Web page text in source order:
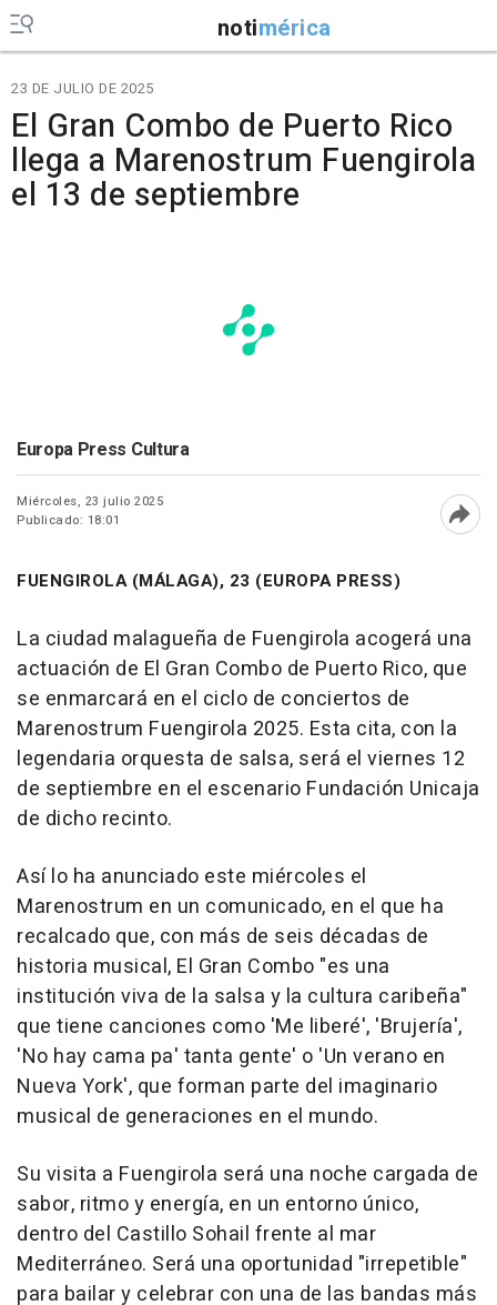
notimérica
23 DE JULIO DE 2025
El Gran Combo de Puerto Rico
llega a Marenostrum Fuengirola
el 13 de septiembre
Europa Press Cultura
Miércoles, 23 julio 2025
Publicado: 18:01
FUENGIROLA (MÁLAGA), 23 (EUROPA PRESS)
La ciudad malagueña de Fuengirola acogerá una
actuación de El Gran Combo de Puerto Rico, que
se enmarcará en el ciclo de conciertos de
Marenostrum Fuengirola 2025. Esta cita, con la
legendaria orquesta de salsa, será el viernes 12
de septiembre en el escenario Fundación Unicaja
de dicho recinto.
Así lo ha anunciado este miércoles el
Marenostrum en un comunicado, en el que ha
recalcado que, con más de seis décadas de
historia musical, El Gran Combo "es una
institución viva de la salsa y la cultura caribeña"
que tiene canciones como 'Me liberé', 'Brujería',
'No hay cama pa' tanta gente' o 'Un verano en
Nueva York', que forman parte del imaginario
musical de generaciones en el mundo.
Su visita a Fuengirola será una noche cargada de
sabor, ritmo y energía, en un entorno único,
dentro del Castillo Sohail frente al mar
Mediterráneo. Será una oportunidad "irrepetible"
para bailar y celebrar con una de las bandas más